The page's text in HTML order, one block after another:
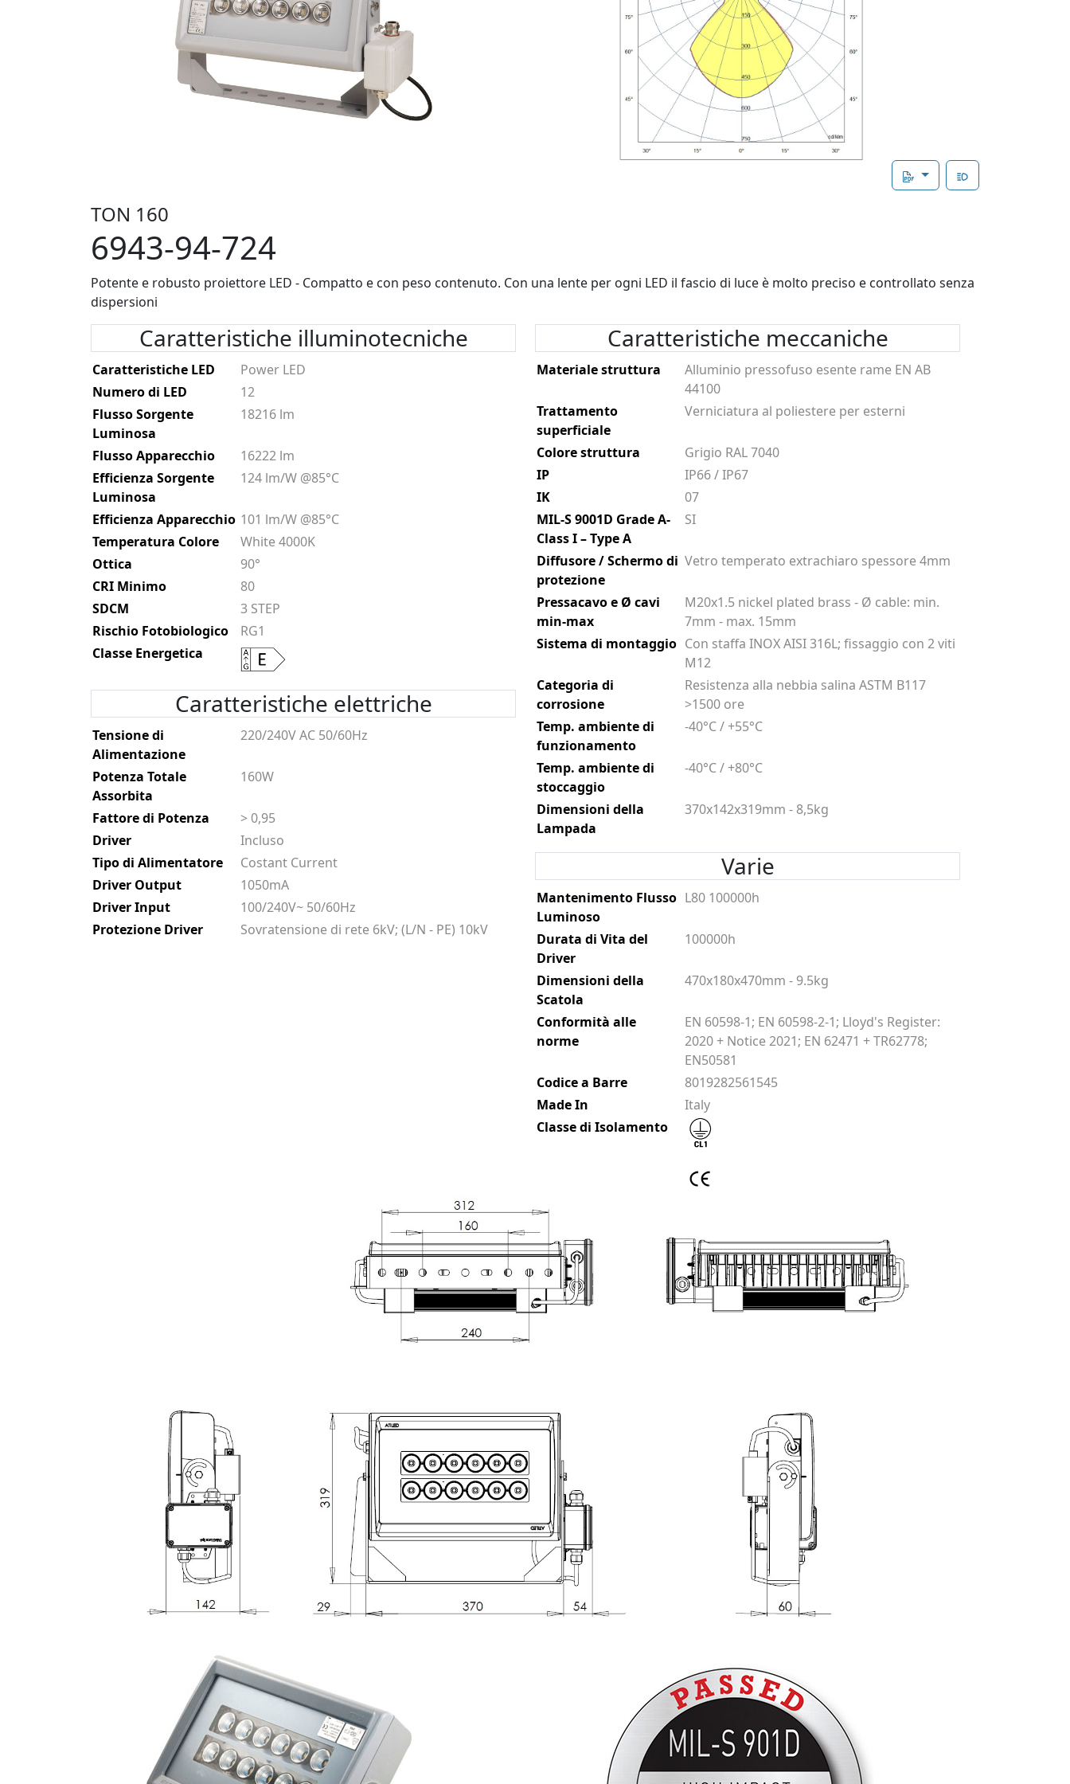
TON 160
6943-94-724
Potente e robusto proiettore LED - Compatto e con peso contenuto. Con una lente per ogni LED il fascio di luce è molto preciso e controllato senza
dispersioni
Caratteristiche illuminotecniche
Caratteristiche LED
Power LED
Numero di LED
12
Flusso Sorgente
Luminosa
18216 lm
Flusso Apparecchio
16222 lm
Efficienza Sorgente
Luminosa
124 lm/W @85°C
Efficienza Apparecchio 101 lm/W @85°C
Temperatura Colore
White 4000K
Ottica
90°
CRI Minimo
80
SDCM
3 STEP
Rischio Fotobiologico
RG1
Classe Energetica
Caratteristiche elettriche
Tensione di
Alimentazione
220/240V AC 50/60Hz
Potenza Totale
Assorbita
160W
Fattore di Potenza
> 0,95
Driver
Incluso
Tipo di Alimentatore
Costant Current
Driver Output
1050mA
Driver Input
100/240V~ 50/60Hz
Protezione Driver
Sovratensione di rete 6kV; (L/N - PE) 10kV
Caratteristiche meccaniche
Materiale struttura
Alluminio pressofuso esente rame EN AB
44100
Trattamento
superficiale
Verniciatura al poliestere per esterni
Colore struttura
Grigio RAL 7040
IP
IP66 / IP67
IK
07
MIL-S 9001D Grade A-
Class I – Type A
SI
Diffusore / Schermo di
protezione
Vetro temperato extrachiaro spessore 4mm
Pressacavo e Ø cavi
min-max
M20x1.5 nickel plated brass - Ø cable: min.
7mm - max. 15mm
Sistema di montaggio Con staffa INOX AISI 316L; fissaggio con 2 viti
M12
Categoria di
corrosione
Resistenza alla nebbia salina ASTM B117
>1500 ore
Temp. ambiente di
funzionamento
-40°C / +55°C
Temp. ambiente di
stoccaggio
-40°C / +80°C
Dimensioni della
Lampada
370x142x319mm - 8,5kg
Varie
Mantenimento Flusso
Luminoso
L80 100000h
Durata di Vita del
Driver
100000h
Dimensioni della
Scatola
470x180x470mm - 9.5kg
Conformità alle
norme
EN 60598-1; EN 60598-2-1; Lloyd's Register:
2020 + Notice 2021; EN 62471 + TR62778;
EN50581
Codice a Barre
8019282561545
Made In
Italy
Classe di Isolamento